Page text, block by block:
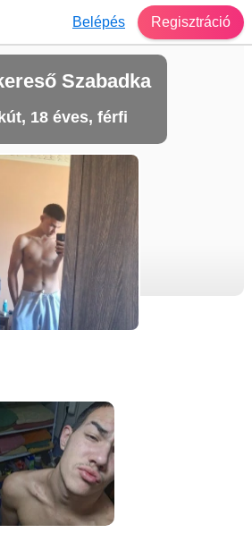
Belépés Regisztráció
Szabadka
18 éves, férfi